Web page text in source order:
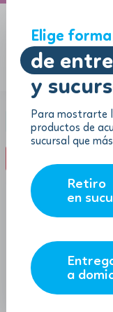
Elige forma
de
y
Para mostrarte
productos de
sucursal que
Retiro
en
a
10.00